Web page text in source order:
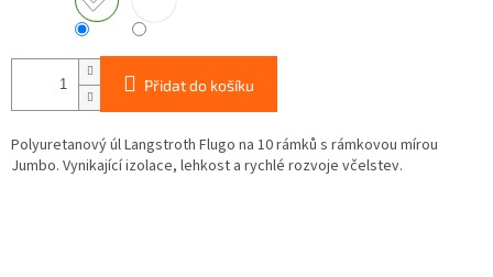
Přidat do košíku
Polyuretanový úl Langstroth Flugo na 10 rámků s rámkovou mírou
Jumbo. Vynikající izolace, lehkost a rychlé rozvoje včelstev.